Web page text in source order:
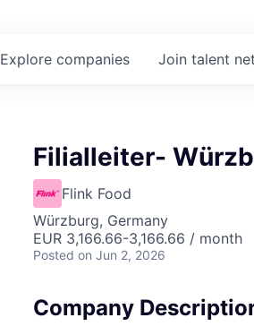
Explore companies Join talent
Filialleiter-
Flink Food
Würzburg, Germany
EUR 3,166.66-3,166.66 / month
Posted on Jun 2, 2026
Company